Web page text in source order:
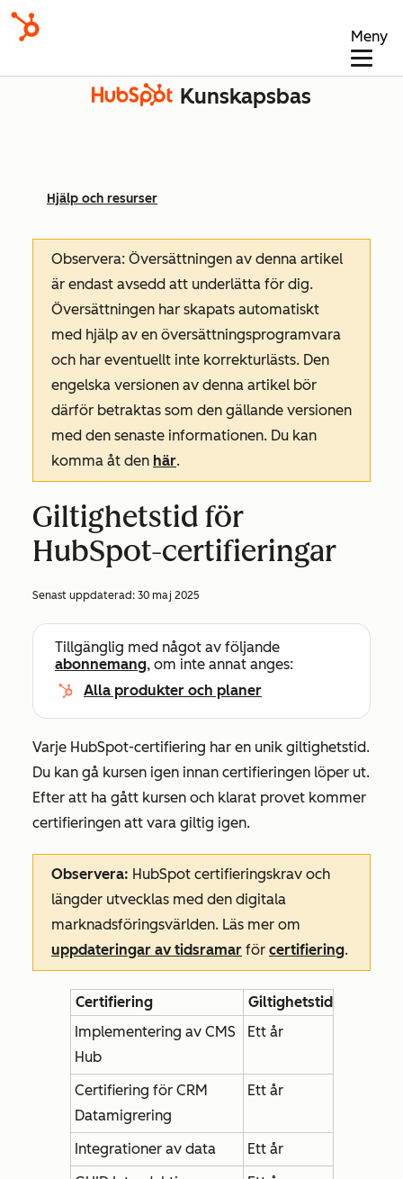
Meny
Kunskapsbas
Hjälp och resurser
Observera: Översättningen av denna artikel
är endast avsedd att underlätta för dig.
Översättningen har skapats automatiskt
med hjälp av en översättningsprogramvara
och har eventuellt inte korrekturlästs. Den
engelska versionen av denna artikel bör
därför betraktas som den gällande versionen
med den senaste informationen. Du kan
komma åt den här.
Giltighetstid för
HubSpot-certifieringar
Senast uppdaterad: 30 maj 2025
Tillgänglig med något av följande
abonnemang, om inte annat anges:
Alla produkter och planer
Varje HubSpot-certifiering har en unik giltighetstid.
Du kan gå kursen igen innan certifieringen löper ut.
Efter att ha gått kursen och klarat provet kommer
certifieringen att vara giltig igen.
Observera: HubSpot certifieringskrav och
längder utvecklas med den digitala
marknadsföringsvärlden. Läs mer om
uppdateringar av tidsramar för certifiering.
Certifiering
Giltighetstid
Implementering av CMS
Hub
Ett år
Certifiering för CRM
Datamigrering
Ett år
Integrationer av data
Ett år